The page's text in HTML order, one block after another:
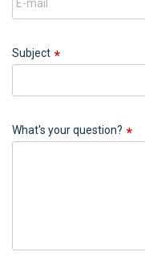
Subject
What's your question?